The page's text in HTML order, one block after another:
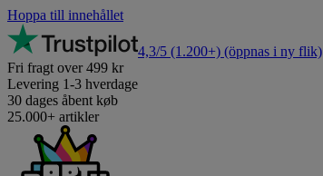
Hoppa till innehållet
4,3/5 (1.200+) (öppnas i ny flik)
Fri fragt over 499 kr
Levering 1-3 hverdage
30 dages åbent køb
25.000+ artikler